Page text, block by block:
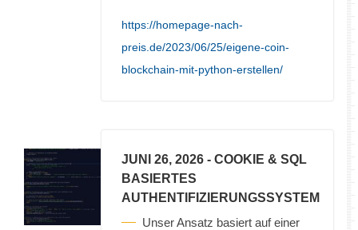
https://homepage-nach-
preis.de/2023/06/25/eigene-coin-
blockchain-mit-python-erstellen/
JUNI 26, 2026 - COOKIE & SQL
BASIERTES
AUTHENTIFIZIERUNGSSYSTEM
Unser Ansatz basiert auf einer